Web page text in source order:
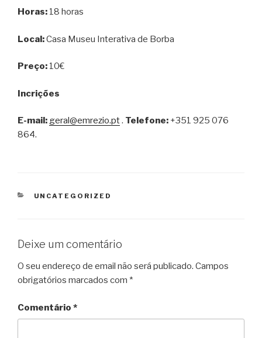
Horas: 18 horas
Local:Casa Museu Interativa de Borba
Preço: 10€
Incrições
E-mail: geral@emrezio.pt. Telefone: +351 925 076
864.
CATEGORIAS
UNCATEGORIZED
Deixe um comentário
O seu endereço de email não será publicado. Campos
obrigatórios marcados com *
Comentário *